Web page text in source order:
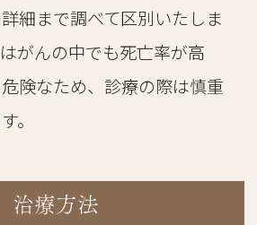
細まで調べて区別いたしま
がんの中でも死亡率が高
険なため、診療の際は慎重
。
治療方法